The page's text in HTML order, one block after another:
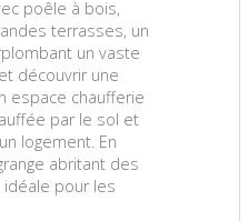
poêle à bois,
terrasses, un
un vaste
découvrir une
espace chaufferie
par le sol et
logement. En
abritant des
pour les